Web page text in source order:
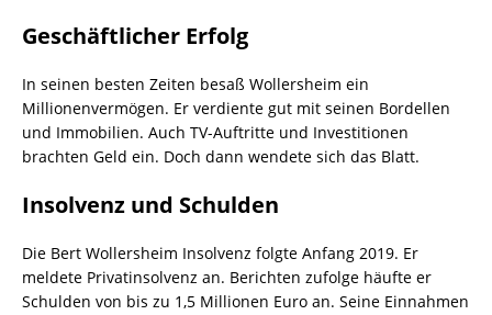
Geschäftlicher Erfolg
In seinen besten Zeiten besaß Wollersheim ein
Millionenvermögen. Er verdiente gut mit seinen Bordellen
und Immobilien. Auch TV-Auftritte und Investitionen
brachten Geld ein. Doch dann wendete sich das Blatt.
Insolvenz und Schulden
Die Bert Wollersheim Insolvenz folgte Anfang 2019. Er
meldete Privatinsolvenz an. Berichten zufolge häufte er
Schulden von bis zu 1,5 Millionen Euro an. Seine Einnahmen